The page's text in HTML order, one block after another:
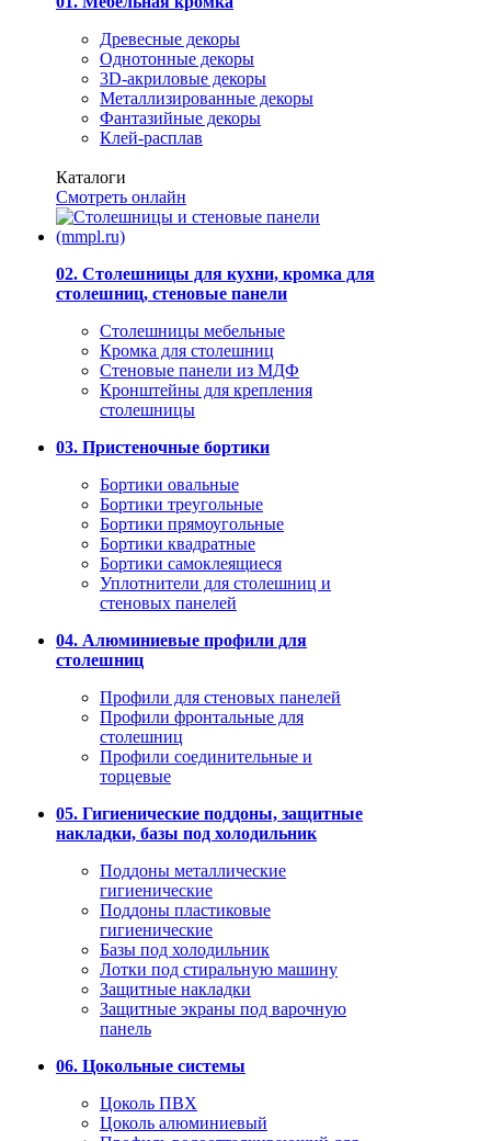
Древесные декоры
Однотонные декоры
3D-акриловые декоры
Металлизированные декоры
Фантазийные декоры
Клей-расплав
Каталоги
Смотреть онлайн
02. Столешницы для кухни, кромка для
столешниц, стеновые панели
Столешницы мебельные
Кромка для столешниц
Стеновые панели из МДФ
Кронштейны для крепления
столешницы
03. Пристеночные бортики
Бортики овальные
Бортики треугольные
Бортики прямоугольные
Бортики квадратные
Бортики самоклеящиеся
Уплотнители для столешниц и
стеновых панелей
04. Алюминиевые профили для
столешниц
Профили для стеновых панелей
Профили фронтальные для
столешниц
Профили соединительные и
торцевые
05. Гигиенические поддоны, защитные
накладки, базы под холодильник
Поддоны металлические
гигиенические
Поддоны пластиковые
гигиенические
Базы под холодильник
Лотки под стиральную машину
Защитные накладки
Защитные экраны под варочную
панель
06. Цокольные системы
Цоколь ПВХ
Цоколь алюминиевый